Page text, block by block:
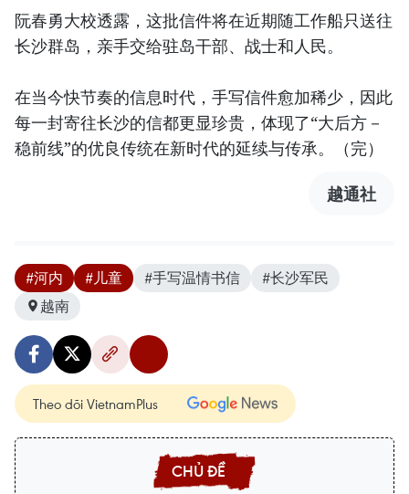
阮春勇大校透露，这批信件将在近期随工作船只送往
长沙群岛，亲手交给驻岛干部、战士和人民。
在当今快节奏的信息时代，手写信件愈加稀少，因此
每一封寄往长沙的信都更显珍贵，体现了“大后方－
稳前线”的优良传统在新时代的延续与传承。（完）
越通社
#河内 #儿童 #手写温情书信
#长沙军民
越南
Theo dõi VietnamPlus